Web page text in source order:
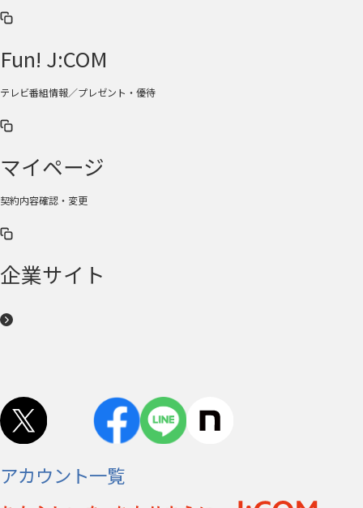
Fun! J:COM
テレビ番組情報／プレゼント・優待
マイページ
契約内容確認・変更
企業サイト
アカウント一覧